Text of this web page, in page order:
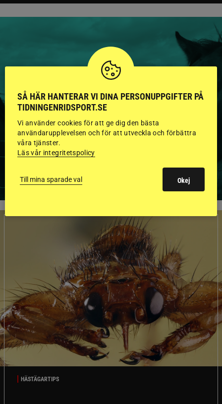
HINGSTAR ONLINE
GODKÄNDA HINGSTAR I
FLERA KATEGORIER MED
BILDER OCH FAKTA
HÄSTÄGARTIPS
SÅ HÄR HANTERAR VI DINA PERSONUPPGIFTER PÅ
TIDNINGENRIDSPORT.SE
Vi använder cookies för att ge dig den bästa
användarupplevelsen och för att utveckla och förbättra
våra tjänster.
Läs vår integritetspolicy
Till mina sparade val Okej